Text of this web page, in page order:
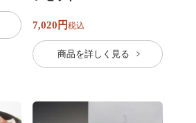
7,020 税込
商品を詳しく見る